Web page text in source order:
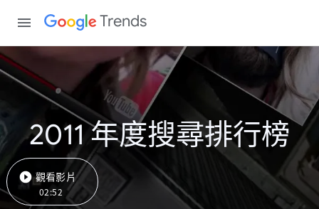
Trends
2011 年度搜尋排行榜
觀看影片
02:52